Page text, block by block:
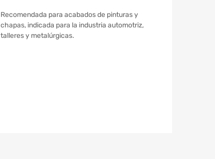
Recomendada para acabados de pinturas y
chapas, indicada para la industria automotriz,
talleres y metalúrgicas.